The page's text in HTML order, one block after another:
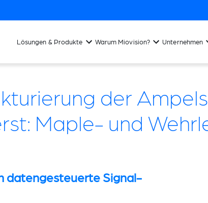
Lösungen & Produkte Warum Miovision? Unternehmen
der
Maple- und
datengesteuerte Signal-